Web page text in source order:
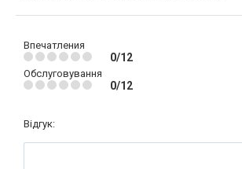
Впечатления
0/12
Обслуговування
0/12
Відгук: